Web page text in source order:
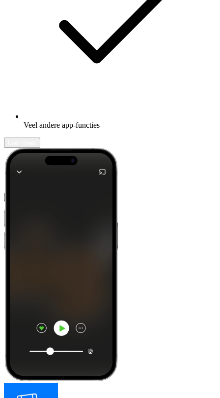
Veel andere app-functies